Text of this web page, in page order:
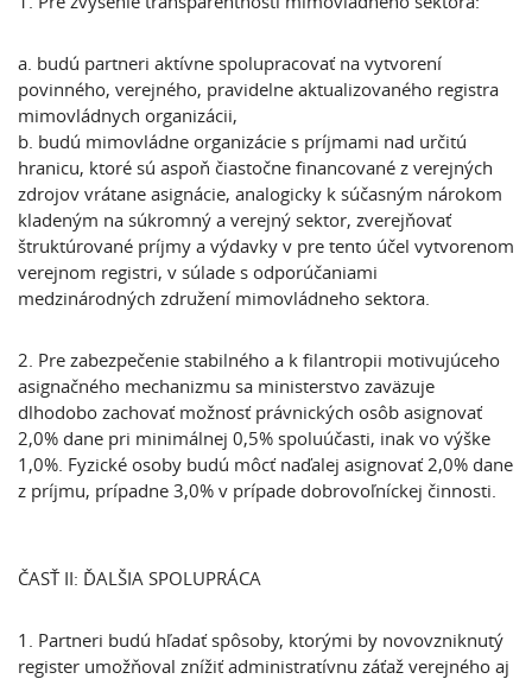
a. budú partneri aktívne spolupracovať na vytvorení
povinného, verejného, pravidelne aktualizovaného registra
mimovládnych organizácii,
b. budú mimovládne organizácie s príjmami nad určitú
hranicu, ktoré sú aspoň čiastočne financované z verejných
zdrojov vrátane asignácie, analogicky k súčasným nárokom
kladeným na súkromný a verejný sektor, zverejňovať
štruktúrované príjmy a výdavky v pre tento účel vytvorenom
verejnom registri, v súlade s odporúčaniami
medzinárodných združení mimovládneho sektora.
2. Pre zabezpečenie stabilného a k filantropii motivujúceho
asignačného mechanizmu sa ministerstvo zaväzuje
dlhodobo zachovať možnosť právnických osôb asignovať
2,0% dane pri minimálnej 0,5% spoluúčasti, inak vo výške
1,0%. Fyzické osoby budú môcť naďalej asignovať 2,0% dane
z príjmu, prípadne 3,0% v prípade dobrovoľníckej činnosti.
ČASŤ II: ĎALŠIA SPOLUPRÁCA
1. Partneri budú hľadať spôsoby, ktorými by novovzniknutý
register umožňoval znížiť administratívnu záťaž verejného aj